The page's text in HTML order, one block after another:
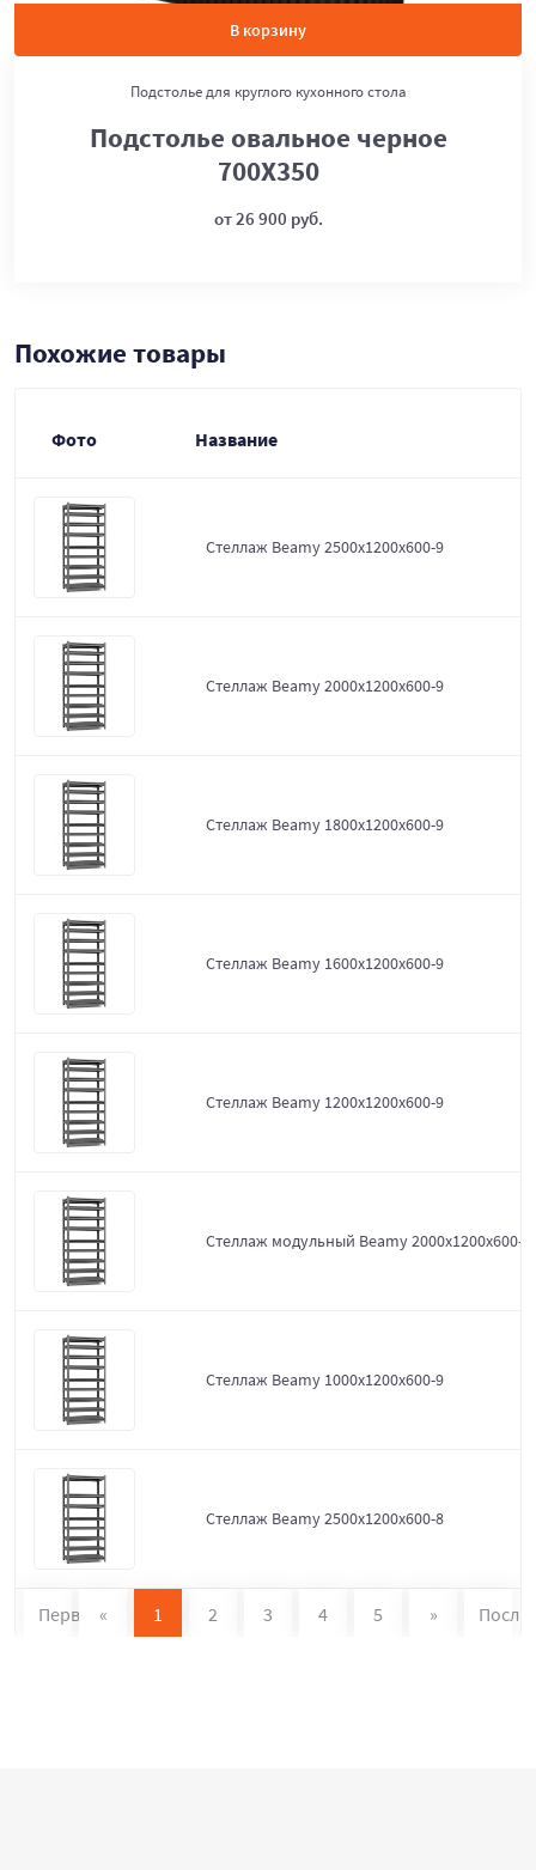
В корзину
Подстолье для круглого кухонного стола
Подстолье овальное черное
700Х350
от 26 900 руб.
Похожие товары
Фото Название
Стеллаж Beamy 2500x1200x600-9
Стеллаж Beamy 2000x1200x600-9
Стеллаж Beamy 1800x1200x600-9
Стеллаж Beamy 1600x1200x600-9
Стеллаж Beamy 1200x1200x600-9
Стеллаж модульный Beamy 2000x1200x600-9
Стеллаж Beamy 1000x1200x600-9
Стеллаж Beamy 2500x1200x600-8
Первая « 1 2 3 4 5 »